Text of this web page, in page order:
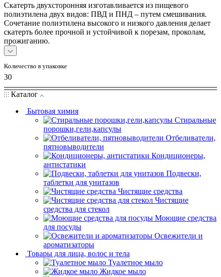
Скатерть двухсторонняя изготавливается из пищевого
полиэтилена двух видов: ПВД и ПНД – путем смешивания.
Сочетание полиэтилена высокого и низкого давления делает
скатерть более прочной и устойчивой к порезам, проколам,
прожиганию.
Количество в упаковке
30
Каталог
Бытовая химия
Стиральные
порошки,гели,капсулы
Отбеливатели,
пятновыводители
Кондиционеры,
антистатики
Подвески,
таблетки для унитазов
Чистящие средства
Чистящие
средства для стекол
Моющие средства
для посуды
Освежители и
ароматизаторы
Товары для лица, волос и тела
Туалетное мыло
Жидкое мыло